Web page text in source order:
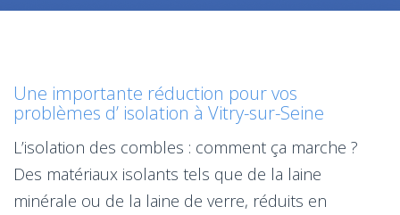
Une importante réduction pour vos
problèmes d’ isolation à Vitry-sur-Seine
L’isolation des combles : comment ça marche ?
Des matériaux isolants tels que de la laine
minérale ou de la laine de verre, réduits en